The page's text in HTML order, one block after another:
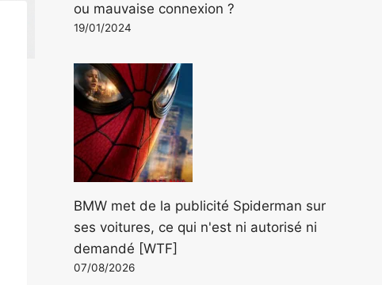
ou mauvaise connexion ?
19/01/2024
BMW met de la publicité Spiderman sur
ses voitures, ce qui n'est ni autorisé ni
demandé [WTF]
07/08/2026